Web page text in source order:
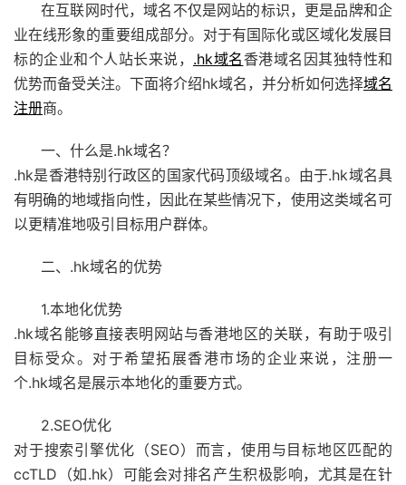
在互联网时代，域名不仅是网站的标识，更是品牌和企
业在线形象的重要组成部分。对于有国际化或区域化发展目
标的企业和个人站长来说， .hk域名 香港域名因其独特性和
优势而备受关注。下面将介绍hk域名，并分析如何选择域名
注册商。
一、什么是.hk域名？
.hk是香港特别行政区的国家代码顶级域名。由于.hk域名具
有明确的地域指向性，因此在某些情况下，使用这类域名可
以更精准地吸引目标用户群体。
二、.hk域名的优势
1.本地化优势
.hk域名能够直接表明网站与香港地区的关联，有助于吸引
目标受众。对于希望拓展香港市场的企业来说，注册一
个.hk域名是展示本地化的重要方式。
2.SEO优化
对于搜索引擎优化（SEO）而言，使用与目标地区匹配的
ccTLD（如.hk）可能会对排名产生积极影响，尤其是在针